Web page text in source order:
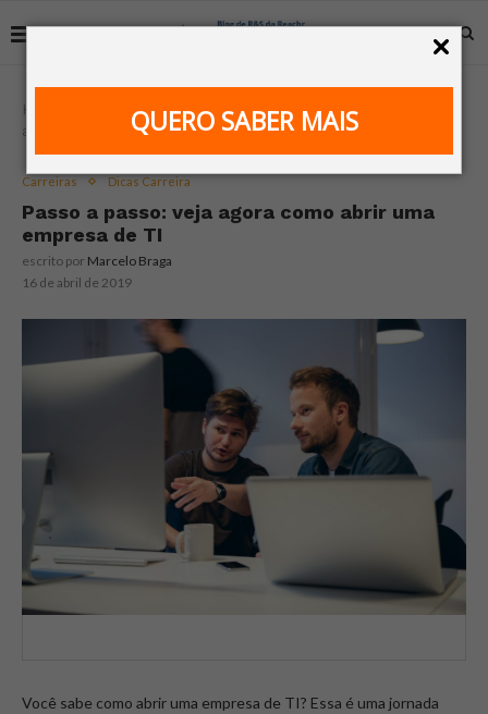
QUERO SABER MAIS
Home Carreiras
Passo a passo: veja agora como
abrir uma empresa de TI
Carreiras Dicas Carreira
Passo a passo: veja agora como abrir uma
empresa de TI
escrito por Marcelo Braga
16 de abril de 2019
Você sabe como abrir uma empresa de TI? Essa é uma jornada